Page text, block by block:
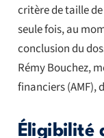
critère de taille
seule fois, au
conclusion du
Rémy Bouchez,
financiers (AMF),
Éligibilité